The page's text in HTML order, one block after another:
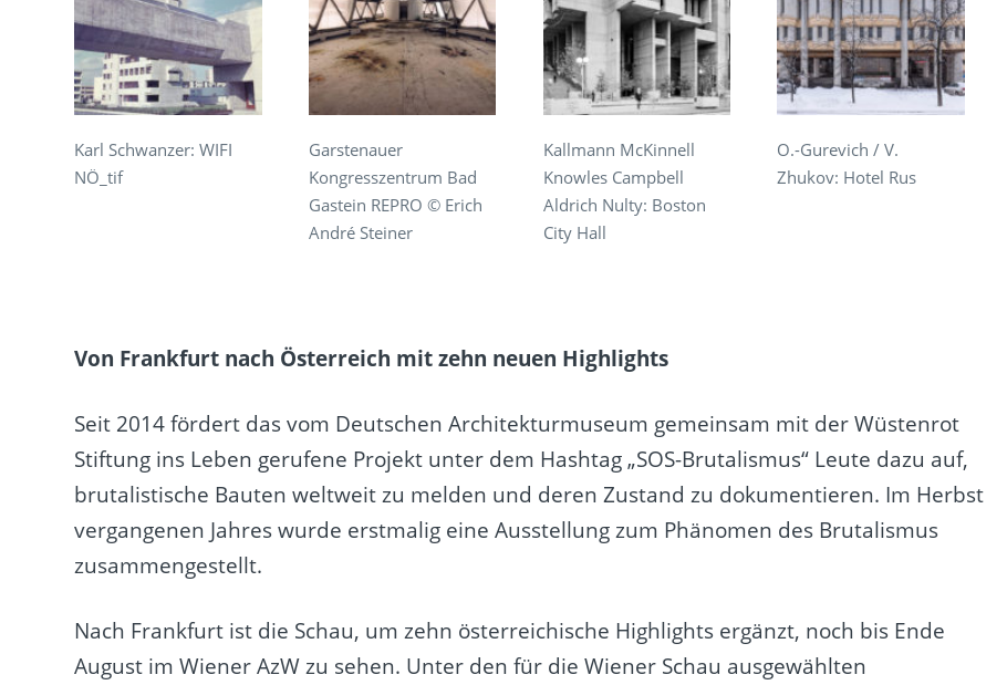
Karl Schwanzer: WIFI
NÖ_tif
Garstenauer
Kongresszentrum Bad
Gastein REPRO © Erich
André Steiner
Kallmann McKinnell
Knowles Campbell
Aldrich Nulty: Boston
City Hall
O.-Gurevich / V.
Zhukov: Hotel Rus
Von Frankfurt nach Österreich mit zehn neuen Highlights
Seit 2014 fördert das vom Deutschen Architekturmuseum gemeinsam mit der Wüstenrot
Stiftung ins Leben gerufene Projekt unter dem Hashtag „SOS-Brutalismus“ Leute dazu auf,
brutalistische Bauten weltweit zu melden und deren Zustand zu dokumentieren. Im Herbst
vergangenen Jahres wurde erstmalig eine Ausstellung zum Phänomen des Brutalismus
zusammengestellt.
Nach Frankfurt ist die Schau, um zehn österreichische Highlights ergänzt, noch bis Ende
August im Wiener AzW zu sehen. Unter den für die Wiener Schau ausgewählten